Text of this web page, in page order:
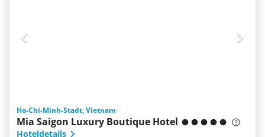
Ho-Chi-Minh-Stadt, Vietnam
Mia Saigon Luxury Boutique Hotel
Hoteldetails